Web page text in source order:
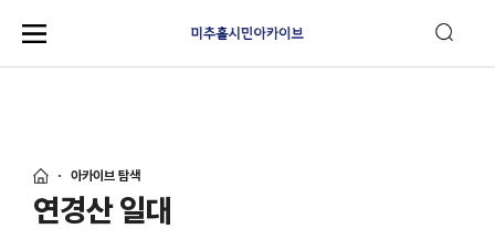
아카이브 탐색
연경산 일대